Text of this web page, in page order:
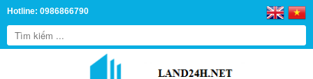
Hotline: 0986866790